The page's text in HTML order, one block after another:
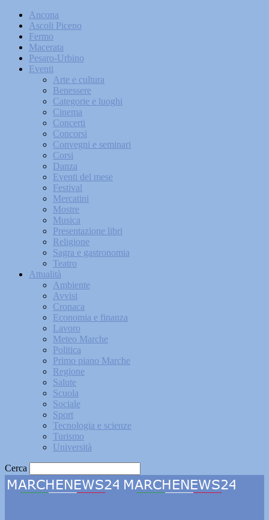
Ancona
Ascoli Piceno
Fermo
Macerata
Pesaro-Urbino
Eventi
Arte e cultura
Benessere
Categorie e luoghi
Cinema
Concerti
Concorsi
Convegni e seminari
Corsi
Danza
Eventi del mese
Festival
Mercatini
Mostre
Musica
Presentazione libri
Religione
Sagra e gastronomia
Teatro
Attualità
Ambiente
Avvisi
Cronaca
Economia e finanza
Lavoro
Meteo Marche
Politica
Primo piano Marche
Regione
Salute
Scuola
Sociale
Sport
Tecnologia e scienze
Turismo
Università
Cerca